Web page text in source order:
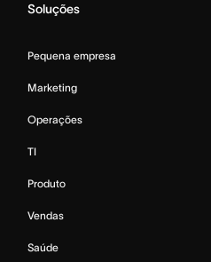
Soluções
Pequena empresa
Marketing
Operações
TI
Produto
Vendas
Saúde